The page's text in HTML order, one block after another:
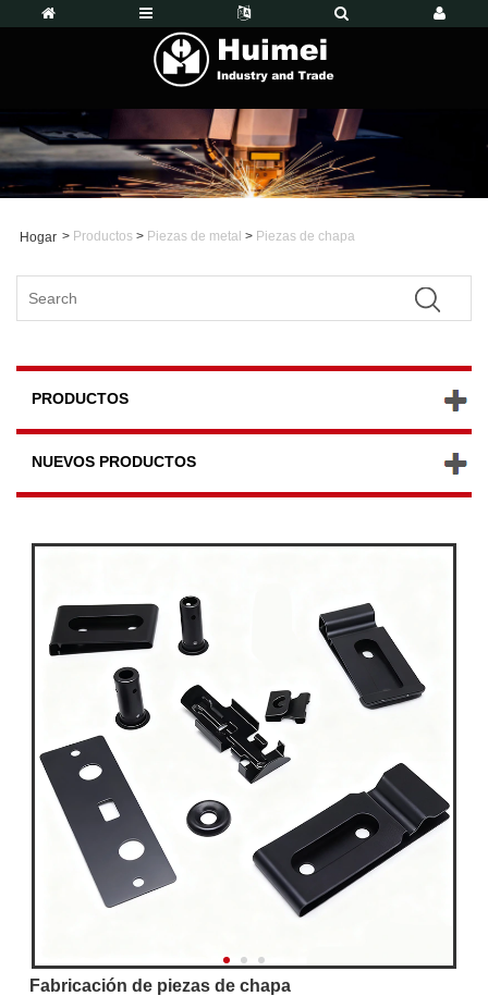
Hogar > Productos > Piezas de metal > Piezas de chapa
PRODUCTOS
NUEVOS PRODUCTOS
Fabricación de piezas de chapa